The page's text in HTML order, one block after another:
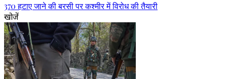
370 हटाए जाने की बरसी पर कश्मीर में विरोध की तैयारी
खोजें